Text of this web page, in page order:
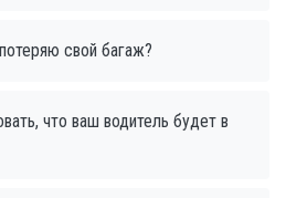
свой багаж?
что ваш водитель будет в